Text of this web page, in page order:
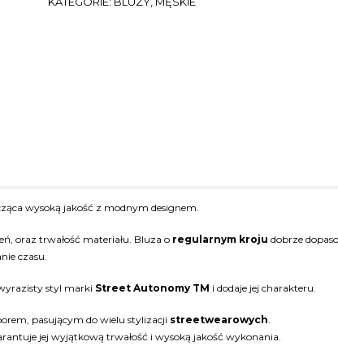
wysoką jakość z modnym designem.
oraz trwałość materiału. Bluza o regularnym kroju dobrze
czasu.
styl marki Street Autonomy TM i dodaje jej charakteru.
pasującym do wielu stylizacji streetwearowych.
jej wyjątkową trwałość i wysoką jakość wykonania.